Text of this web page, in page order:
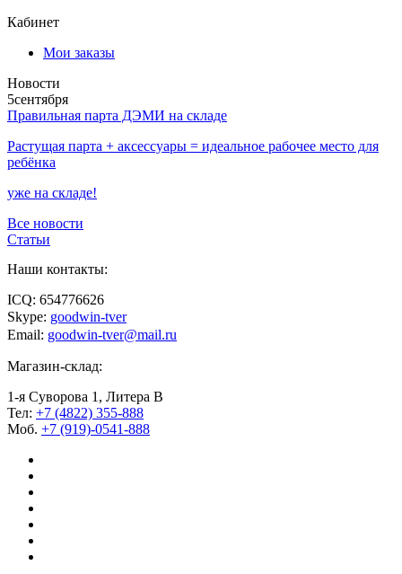
Кабинет
Мои заказы
Новости
5сентября
Правильная парта ДЭМИ на складе
Растущая парта + аксессуары = идеальное рабочее место для
ребёнка
уже на складе!
Все новости
Статьи
Наши контакты:
ICQ: 654776626
Skype: goodwin-tver
Email: goodwin-tver@mail.ru
Магазин-склад:
1-я Суворова 1, Литера В
Тел: +7 (4822) 355-888
Моб. +7 (919)-0541-888